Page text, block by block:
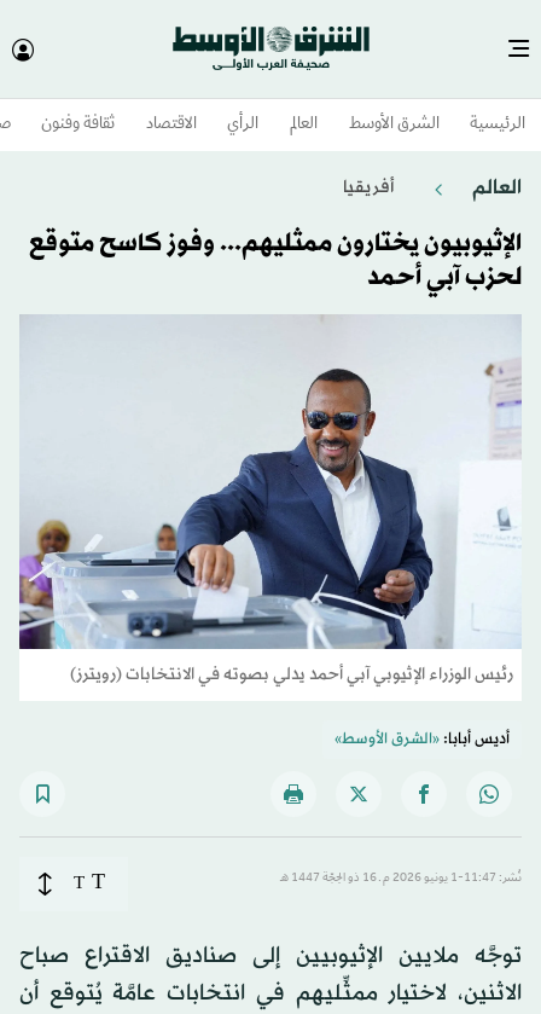
الرئيسية الشرق الأوسط​ العالم الرأي الاقتصاد ثقافة وفنون
العالم أفريقيا
الإثيوبيون يختارون ممثليهم... وفوز كاسح متوقع
لحزب آبي أحمد
رئيس الوزراء الإثيوبي آبي أحمد يدلي بصوته في الانتخابات (رويترز)
أديس أبابا:«الشرق الأوسط»
نُشر: 11:47-1 يونيو 2026 م ـ 16 ذو الحِجّة 1447 هـ T
T
توجَّه ملايين الإثيوبيين إلى صناديق الاقتراع صباح
الاثنين، لاختيار ممثِّليهم في انتخابات عامَّة يُتوقع أن